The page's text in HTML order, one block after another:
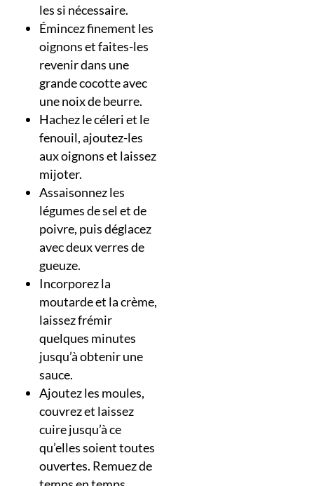
les si nécessaire.
Émincez finement les
oignons et faites-les
revenir dans une
grande cocotte avec
une noix de beurre.
Hachez le céleri et le
fenouil, ajoutez-les
aux oignons et laissez
mijoter.
Assaisonnez les
légumes de sel et de
poivre, puis déglacez
avec deux verres de
gueuze.
Incorporez la
moutarde et la crème,
laissez frémir
quelques minutes
jusqu’à obtenir une
sauce.
Ajoutez les moules,
couvrez et laissez
cuire jusqu’à ce
qu’elles soient toutes
ouvertes. Remuez de